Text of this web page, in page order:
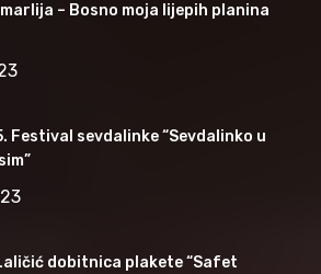
– Bosno moja lijepih planina
Festival sevdalinke “Sevdalinko u
dobitnica plakete “Safet